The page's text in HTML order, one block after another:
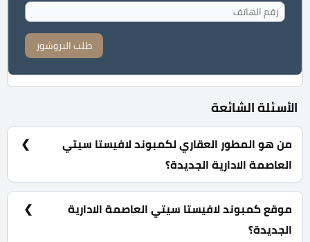
طلب البروشور
الأسئلة الشائعة
من هو المطور العقاري لكمبوند لافيستا سيتي
العاصمة الادارية الجديدة؟
شركة لافيستا للتطوير العقاري La Vista Development.
موقع كمبوند لافيستا سيتي العاصمة الادارية
الجديدة؟